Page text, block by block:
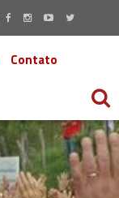
Contato